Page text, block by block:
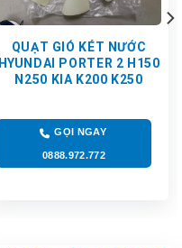
QUẠT GIÓ KÉT NƯỚC
HYUNDAI PORTER 2 H150
N250 KIA K200 K250
GỌI NGAY
0888.972.772